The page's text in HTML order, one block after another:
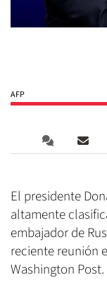
AFP
El presidente
altamente
embajador de
reciente reunión
Washington Post.